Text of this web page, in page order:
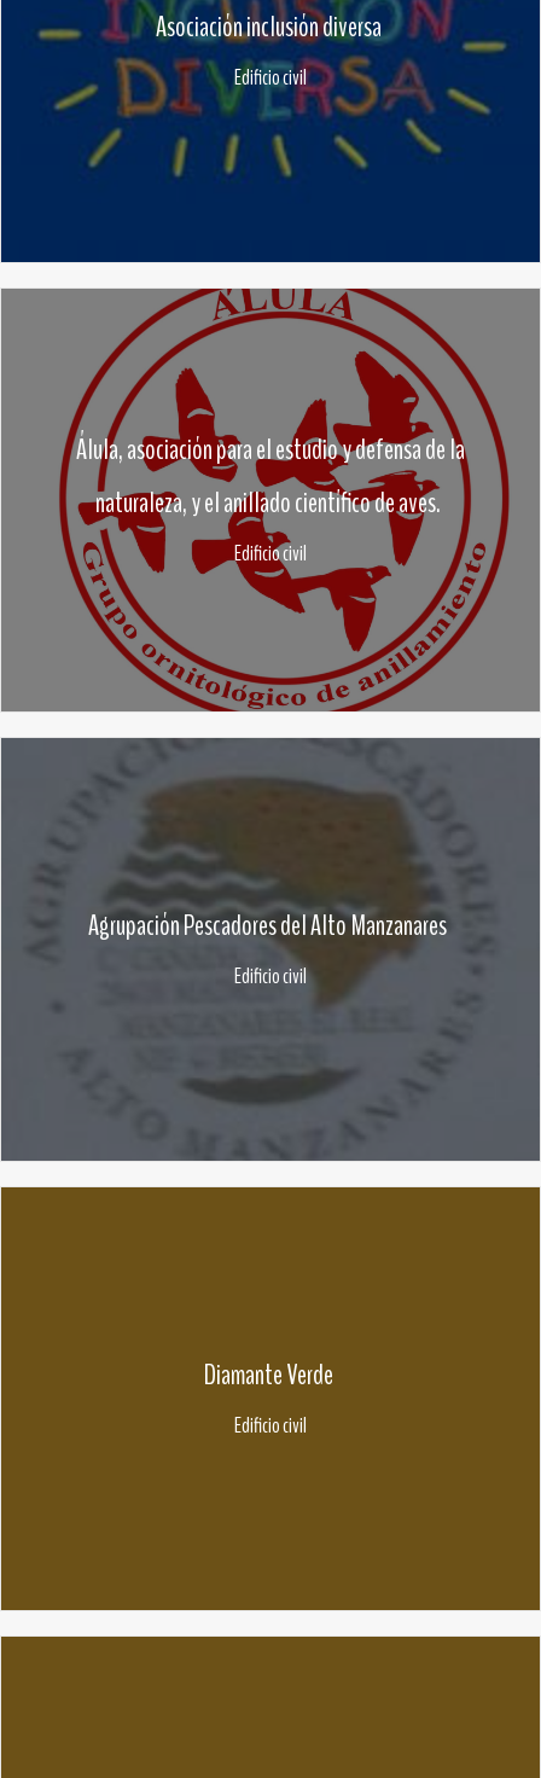
Asociación inclusión diversa
Edificio civil
Álula, asociación para el estudio y defensa de la
naturaleza, y el anillado científico de aves.
Edificio civil
Agrupación Pescadores del Alto Manzanares
Edificio civil
Diamante Verde
Edificio civil